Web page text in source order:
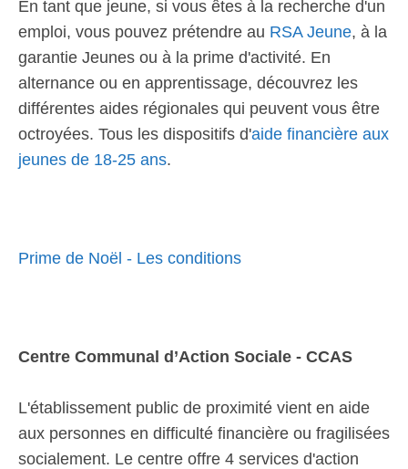
En tant que jeune, si vous êtes à la recherche d'un
emploi, vous pouvez prétendre au RSA Jeune, à la
garantie Jeunes ou à la prime d'activité. En
alternance ou en apprentissage, découvrez les
différentes aides régionales qui peuvent vous être
octroyées. Tous les dispositifs d'aide financière aux
jeunes de 18-25 ans.
Prime de Noël - Les conditions
Centre Communal d’Action Sociale - CCAS
L'établissement public de proximité vient en aide
aux personnes en difficulté financière ou fragilisées
socialement. Le centre offre 4 services d'action